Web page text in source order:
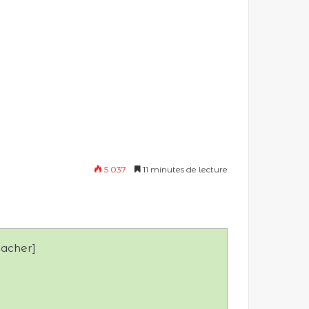
5 037 11 minutes de lecture
]